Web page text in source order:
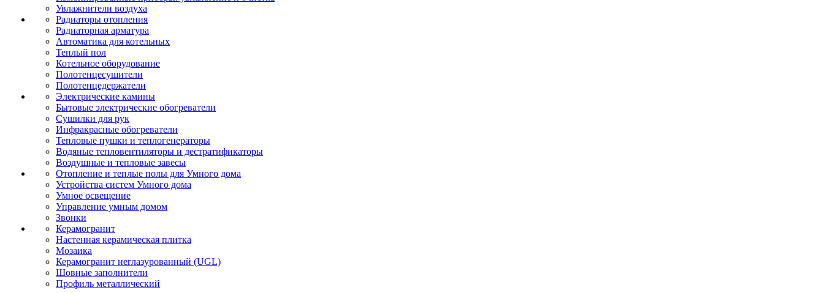
Увлажнители воздуха
Радиаторы отопления
Радиаторная арматура
Автоматика для котельных
Теплый пол
Котельное оборудование
Полотенцесушители
Полотенцедержатели
Электрические камины
Бытовые электрические обогреватели
Сушилки для рук
Инфракрасные обогреватели
Тепловые пушки и теплогенераторы
Водяные тепловентиляторы и дестратификаторы
Воздушные и тепловые завесы
Отопление и теплые полы для Умного дома
Устройства систем Умного дома
Умное освещение
Управление умным домом
Звонки
Керамогранит
Настенная керамическая плитка
Мозаика
Керамогранит неглазурованный (UGL)
Шовные заполнители
Профиль металлический